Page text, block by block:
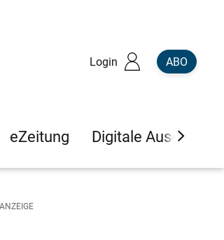
Login ABO
eZeitung Digitale Ausgaben